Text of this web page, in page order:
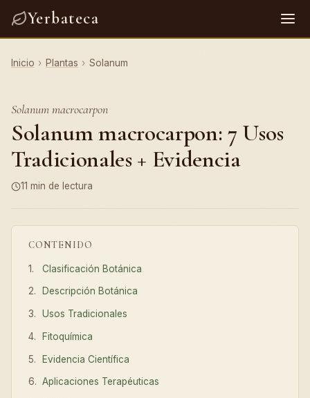
Yerbateca
Inicio › Plantas › Solanum
Solanum macrocarpon
Solanum macrocarpon: 7 Usos
Tradicionales + Evidencia
11 min de lectura
CONTENIDO
Clasificación Botánica
Descripción Botánica
Usos Tradicionales
Fitoquímica
Evidencia Científica
Aplicaciones Terapéuticas